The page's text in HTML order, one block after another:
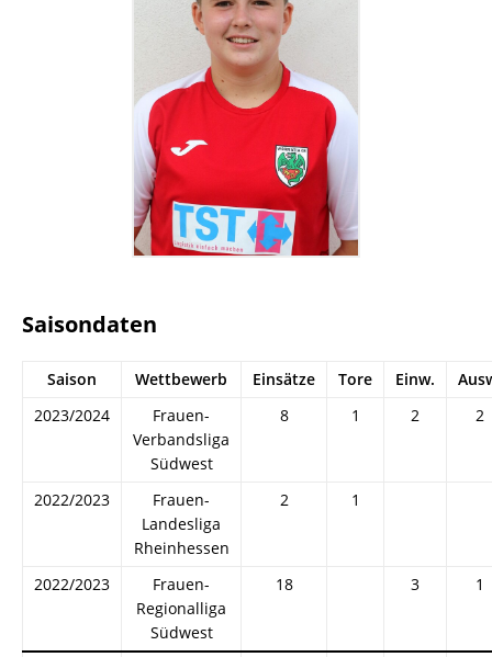
Saisondaten
Saison Wettbewerb Einsätze Tore Einw.
2023/2024
Frauen-
Verbandsliga
Südwest
8 1 2 2
2022/2023
Frauen-
Landesliga
Rheinhessen
2 1
2022/2023
Frauen-
Regionalliga
Südwest
18 3 1